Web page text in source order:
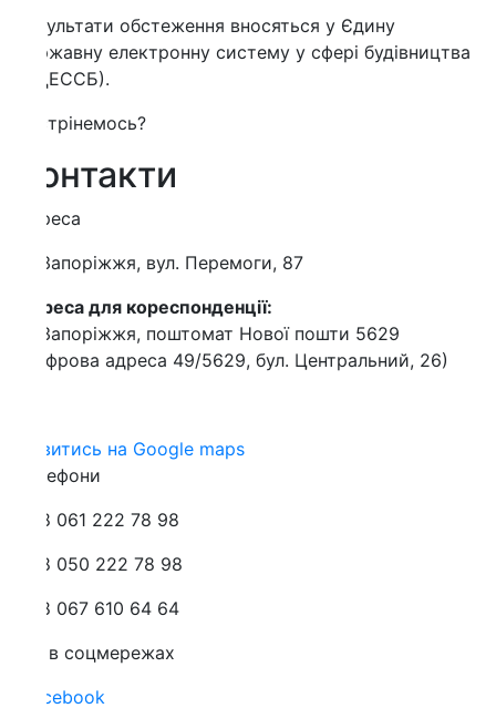
обстеження вносяться у Єдину
електронну систему у сфері будівництва
вул. Перемоги, 87
для кореспонденції:
поштомат Нової пошти 5629
адреса 49/5629, бул. Центральний, 26)
на Google maps
061 222 78 98
050 222 78 98
067 610 64 64
соцмережах